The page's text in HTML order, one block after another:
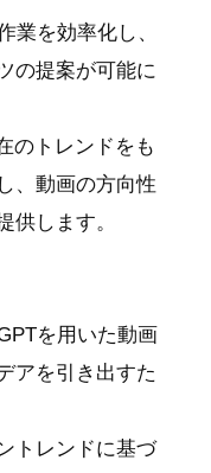
業を効率化し、
の提案が可能に
のトレンドをも
、動画の方向性
供します。
を用いた動画
アを引き出すた
トレンドに基づ